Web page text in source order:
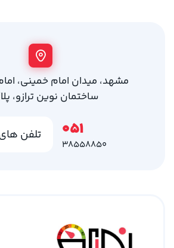
ساختمان نوین ترازو،
تلفن 051
38558850